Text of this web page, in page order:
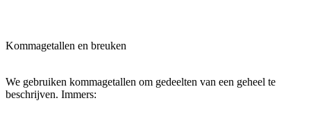
Kommagetallen en breuken
We gebruiken kommagetallen om gedeelten van een geheel te
beschrijven. Immers: